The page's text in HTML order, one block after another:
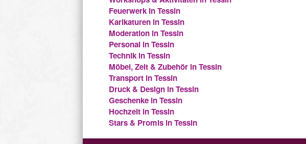
Feuerwerk in Tessin
Karikaturen in Tessin
Moderation in Tessin
Personal in Tessin
Technik in Tessin
Möbel, Zelt & Zubehör in Tessin
Transport in Tessin
Druck & Design in Tessin
Geschenke in Tessin
Hochzeit in Tessin
Stars & Promis in Tessin